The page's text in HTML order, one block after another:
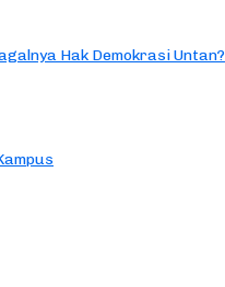
Hak Demokrasi Untan?